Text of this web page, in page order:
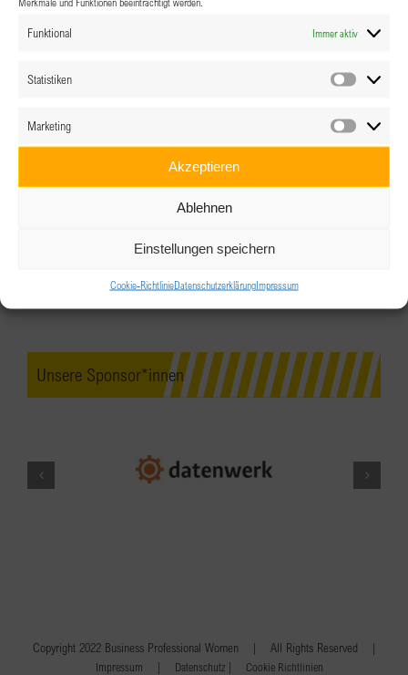
Funktional Immer aktiv
Statistiken
Marketing
Akzeptieren
Ablehnen
Einstellungen speichern
Cookie-RichtlinieDatenschutzerklärungImpressum
Hinweis
Datum
Unsere Sponsor*innen
Copyright 2022 Business Professional Women | All Rights Reserved |
Impressum | Datenschutz | Cookie Richtlinien